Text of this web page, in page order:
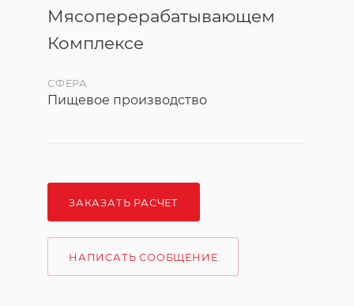
Мясоперерабатывающем
Комплексе
СФЕРА
Пищевое производство
ЗАКАЗАТЬ РАСЧЕТ
НАПИСАТЬ СООБЩЕНИЕ